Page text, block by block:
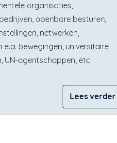
organisaties,
openbare besturen,
netwerken,
e.a. bewegingen, universitaire
UN-agentschappen, etc.
Lees verder